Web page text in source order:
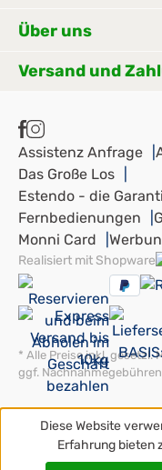
Über uns
Versand und
Assistenz Anfrage
Das Große Los
Estendo - die
Fernbedienungen
Monni Card
Realisiert mit Shopware
* Alle Preise inkl. gesetzl.
ggf.
Diese Website
Erfahrung bieten